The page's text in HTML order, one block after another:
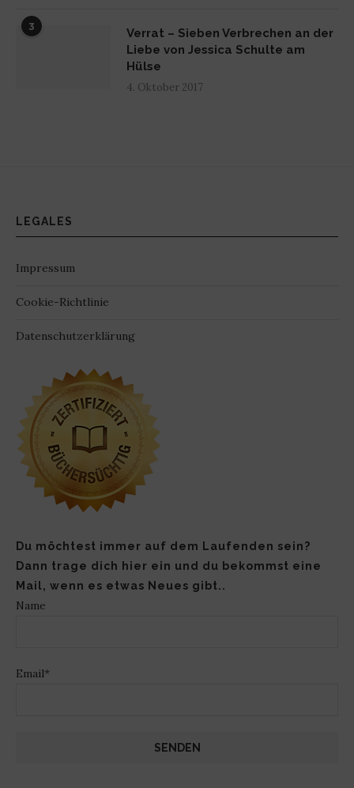
3
Verrat – Sieben Verbrechen an der
Liebe von Jessica Schulte am
Hülse
4. Oktober 2017
LEGALES
Impressum
Cookie-Richtlinie
Datenschutzerklärung
Du möchtest immer auf dem Laufenden sein?
Dann trage dich hier ein und du bekommst eine
Mail, wenn es etwas Neues gibt..
Name
Email*